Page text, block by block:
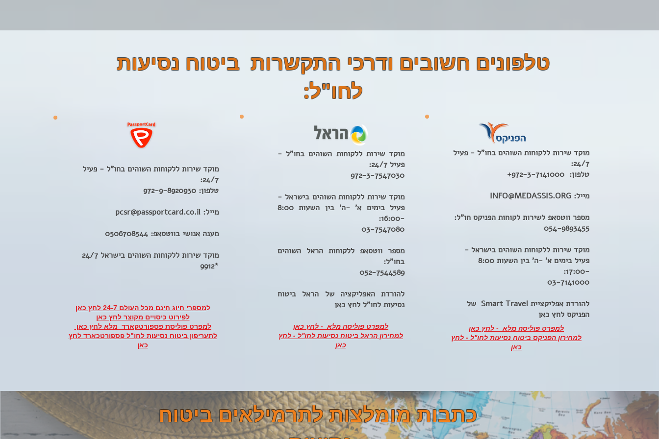
טלפונים חשובים ודרכי התקשרות ביטוח נסיעות
לחו"ל:
מוקד שירות ללקוחות השוהים בחו"ל - פעיל
24/7:
טלפון:
מייל: INFO@MEDASSIS.ORG
מספר ווטסאפ לשירות לקוחות הפניקס חו"ל:
054-9893455
מוקד שירות ללקוחות השוהים בישראל -
פעיל בימים א' -ה' בין השעות 8:00
-17:00:
03-7141000
להורדת אפליקציית Smart Travel של
הפניקס לחץ כאן
למפרט פוליסה מלא - לחץ כאן
למחירון הפניקס ביטוח נסיעות לחו"ל - לחץ
כאן
מוקד שירות ללקוחות השוהים בחו"ל -
פעיל 24/7:
972-3-7547030
מוקד שירות ללקוחות השוהים בישראל -
פעיל בימים א' -ה' בין השעות 8:00
-16:00:
03-7547080
מספר ווטסאפ ללקוחות הראל השוהים
בחו"ל:
052-7544589
להורדת האפליקציה של הראל ביטוח
נסיעות לחו"ל לחץ כאן
למפרט פוליסה מלא - לחץ כאן
למחירון הראל ביטוח נסיעות לחו"ל - לחץ
כאן
מוקד שירות ללקוחות השוהים בחו"ל - פעיל
24/7:
טלפון: 972-9-8920930
מייל: pcsr@passportcard.co.il
מענה אנושי בווטסאפ: 0506708544
מוקד שירות ללקוחות השוהים בישראל 24/7
*9912
למספרי חיוג חינם מכל העולם 24-7 לחץ כאן
לפירוט כיסויים מקוצר לחץ כאן
למפרט פוליסת פספורטקארד מלא לחץ כאן
לתעריפון ביטוח נסיעות לחו"ל פספורטכארד לחץ
כאן
כתבות מומלצות לתרמילאים ביטוח